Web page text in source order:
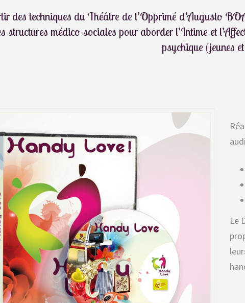
des techniques du Théâtre de l’Opprimé d’Augusto
structures médico-sociales pour aborder l’Intime et
psychique (jeunes
Le